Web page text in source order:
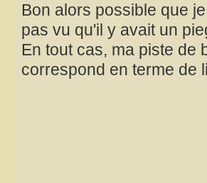
Bon alors possible que
pas vu qu'il y avait un
En tout cas, ma piste de
correspond en terme de